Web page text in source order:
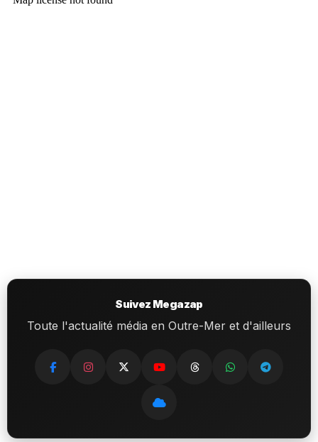
Suivez Megazap
Toute l'actualité média en Outre-Mer et d'ailleurs